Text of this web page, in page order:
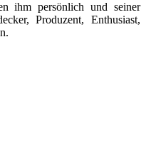
ihm persönlich und seiner
Produzent, Enthusiast,